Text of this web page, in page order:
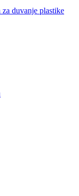
duvanje plastike